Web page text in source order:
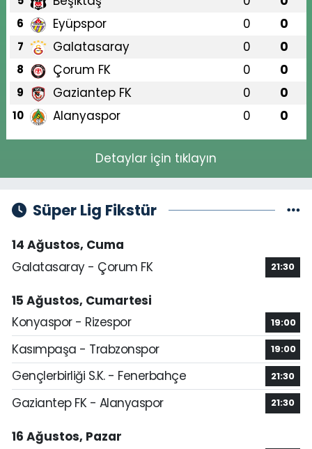
6 Eyüpspor 0 0
7 Galatasaray 0 0
8 Çorum FK 0 0
9 Gaziantep FK 0 0
10 Alanyaspor 0 0
Detaylar için tıklayın
Süper Lig Fikstür
14 Ağustos, Cuma
Galatasaray - Çorum FK
21:30
15 Ağustos, Cumartesi
Konyaspor - Rizespor
19:00
Kasımpaşa - Trabzonspor 19:00
Gençlerbirliği S.K. - Fenerbahçe 21:30
Gaziantep FK - Alanyaspor 21:30
16 Ağustos, Pazar